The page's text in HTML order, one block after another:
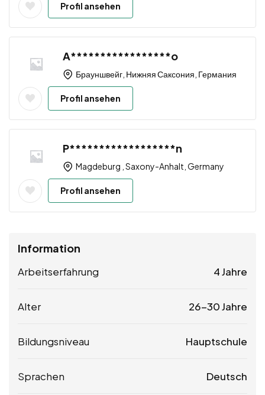
Profil ansehen
A*****************o
Брауншвейг, Нижняя Саксония, Германия
Profil ansehen
P******************n
Magdeburg , Saxony-Anhalt, Germany
Profil ansehen
Information
Arbeitserfahrung 4 Jahre
Alter 26-30 Jahre
Bildungsniveau Hauptschule
Sprachen Deutsch